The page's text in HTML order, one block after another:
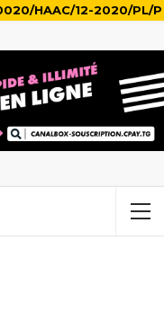
HAAC/12-2020/PL/P